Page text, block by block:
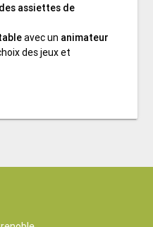
assiettes de
avec un animateur
des jeux et